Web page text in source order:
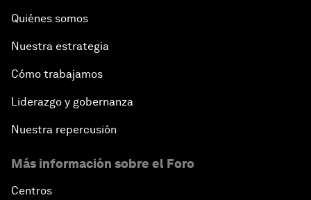
Quiénes somos
Nuestra estrategia
Cómo trabajamos
Liderazgo y gobernanza
Nuestra repercusión
Más información sobre el Foro
Centros